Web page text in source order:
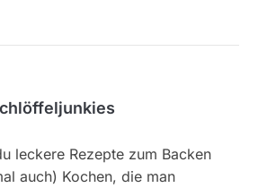
leckere Rezepte zum Backen
auch) Kochen, die man